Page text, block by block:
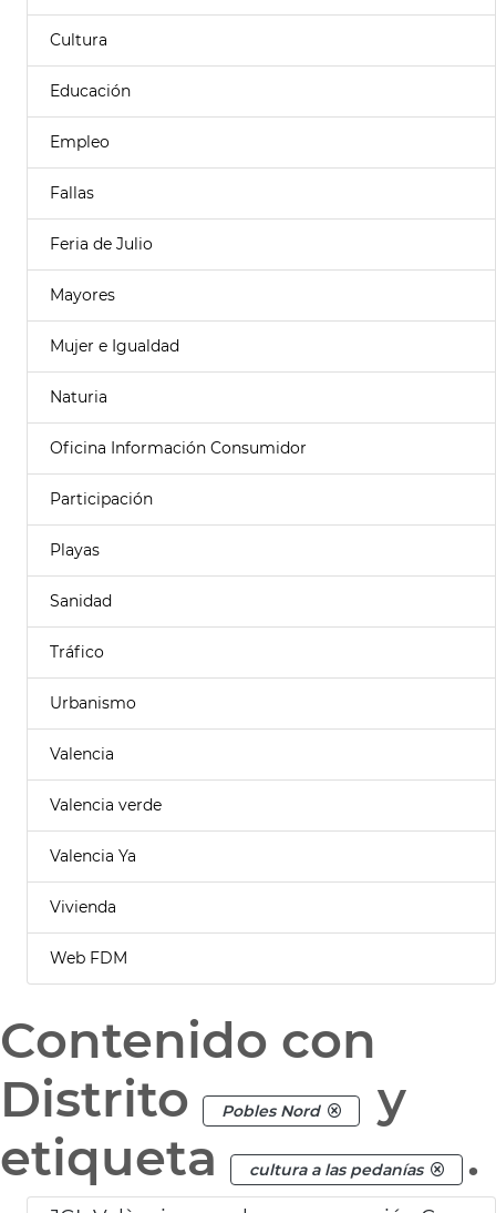
Cultura
Educación
Empleo
Fallas
Feria de Julio
Mayores
Mujer e Igualdad
Naturia
Oficina Información Consumidor
Participación
Playas
Sanidad
Tráfico
Urbanismo
Valencia
Valencia verde
Valencia Ya
Vivienda
Web FDM
Contenido con
Distrito
Pobles Nord
y
etiqueta
cultura a las pedanías .